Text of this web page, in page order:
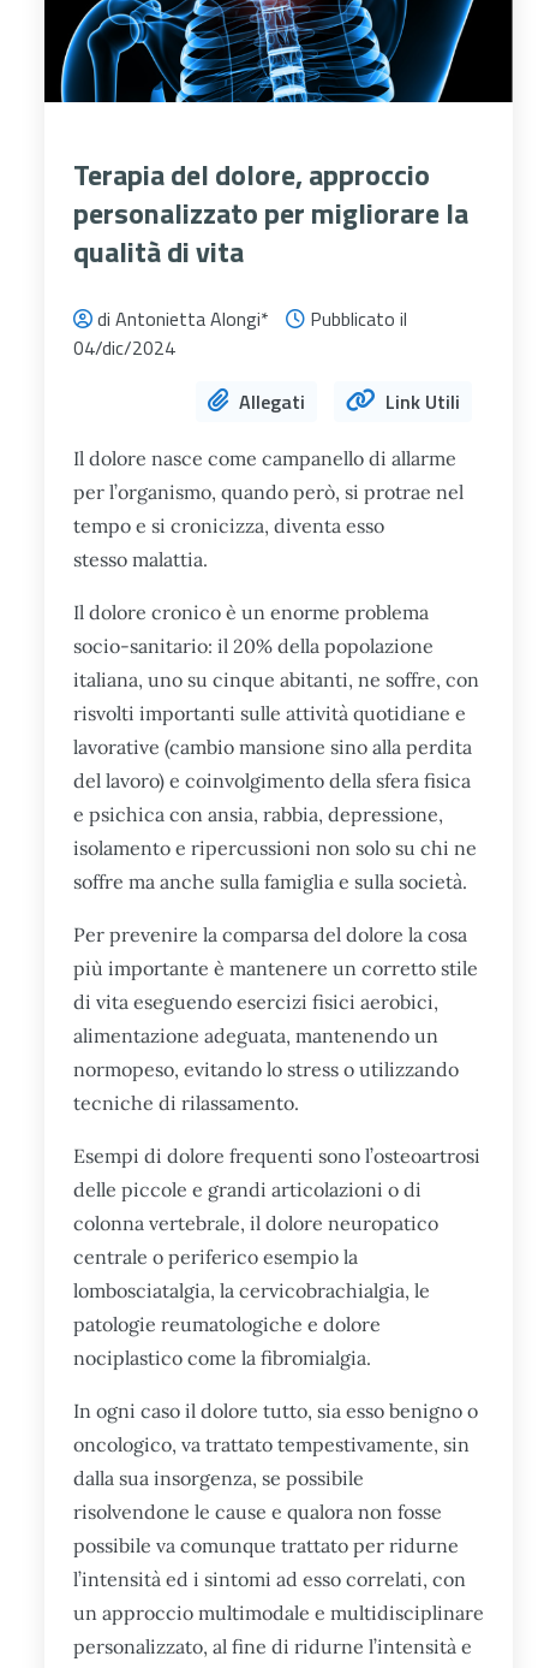
Terapia del dolore, approccio
personalizzato per migliorare la
qualità di vita
di Antonietta Alongi*
Pubblicato il
04/dic/2024
Allegati
Link Utili
Il dolore nasce come campanello di allarme
per l’organismo, quando però, si protrae nel
tempo e si cronicizza, diventa esso
stesso malattia.
Il dolore cronico è un enorme problema
socio-sanitario: il 20% della popolazione
italiana, uno su cinque abitanti, ne soffre, con
risvolti importanti sulle attività quotidiane e
lavorative (cambio mansione sino alla perdita
del lavoro) e coinvolgimento della sfera fisica
e psichica con ansia, rabbia, depressione,
isolamento e ripercussioni non solo su chi ne
soffre ma anche sulla famiglia e sulla società.
Per prevenire la comparsa del dolore la cosa
più importante è mantenere un corretto stile
di vita eseguendo esercizi fisici aerobici,
alimentazione adeguata, mantenendo un
normopeso, evitando lo stress o utilizzando
tecniche di rilassamento.
Esempi di dolore frequenti sono l’osteoartrosi
delle piccole e grandi articolazioni o di
colonna vertebrale, il dolore neuropatico
centrale o periferico esempio la
lombosciatalgia, la cervicobrachialgia, le
patologie reumatologiche e dolore
nociplastico come la fibromialgia.
In ogni caso il dolore tutto, sia esso benigno o
oncologico, va trattato tempestivamente, sin
dalla sua insorgenza, se possibile
risolvendone le cause e qualora non fosse
possibile va comunque trattato per ridurne
l’intensità ed i sintomi ad esso correlati, con
un approccio multimodale e multidisciplinare
personalizzato, al fine di ridurne l’intensità e